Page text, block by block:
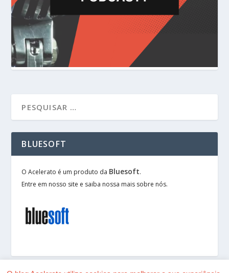
BLUESOFT
O Acelerato é um produto da Bluesoft.
Entre em nosso site e saiba nossa mais sobre nós.